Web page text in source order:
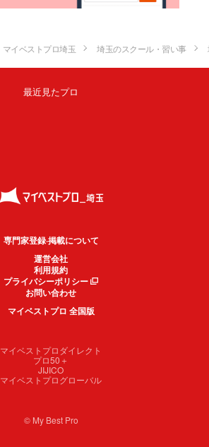
マイベストプロ埼玉 埼玉のスクール・習い事
最近見たプロ
専門家登録·掲載について
運営会社
利用規約
プライバシーポリシー
お問い合わせ
マイベストプロ 全国版
マイベストプロダイレクト
プロ50＋
JIJICO
マイベストプログローバル
© My Best Pro